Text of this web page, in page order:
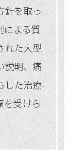
針を取っ
による質
れた大型
説明、痛
した治療
受けら